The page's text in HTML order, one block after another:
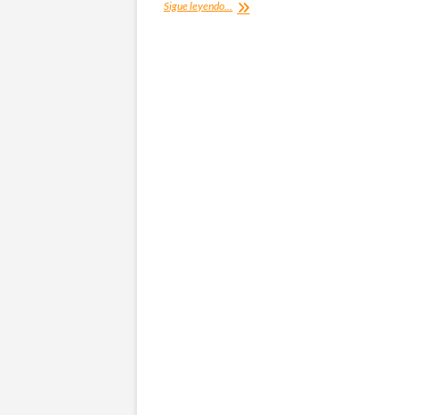
Sigue leyendo... Entrevista